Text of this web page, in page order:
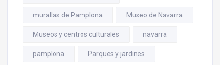
murallas de Pamplona Museo de Navarra
Museos y centros culturales navarra
pamplona Parques y jardines